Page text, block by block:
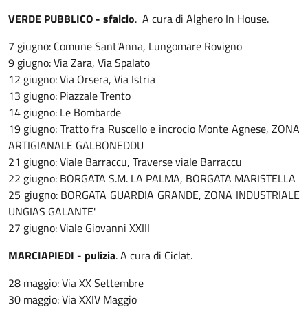
VERDE PUBBLICO - sfalcio. A cura di Alghero In House.
7 giugno: Comune Sant'Anna, Lungomare Rovigno
9 giugno: Via Zara, Via Spalato
12 giugno: Via Orsera, Via Istria
13 giugno: Piazzale Trento
14 giugno: Le Bombarde
19 giugno: Tratto fra Ruscello e incrocio Monte Agnese, ZONA
ARTIGIANALE GALBONEDDU
21 giugno: Viale Barraccu, Traverse viale Barraccu
22 giugno: BORGATA S.M. LA PALMA, BORGATA MARISTELLA
25 giugno: BORGATA GUARDIA GRANDE, ZONA INDUSTRIALE
UNGIAS GALANTE'
27 giugno: Viale Giovanni XXIII
MARCIAPIEDI - pulizia. A cura di Ciclat.
28 maggio: Via XX Settembre
30 maggio: Via XXIV Maggio